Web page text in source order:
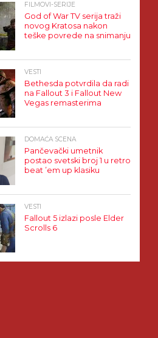
FILMOVI-SERIJE
God of War TV serija traži
novog Kratosa nakon
teške povrede na snimanju
VESTI
Bethesda potvrdila da radi
na Fallout 3 i Fallout New
Vegas remasterima
DOMAĆA SCENA
Pančevački umetnik
postao svetski broj 1 u retro
beat ’em up klasiku
VESTI
Fallout 5 izlazi posle Elder
Scrolls 6